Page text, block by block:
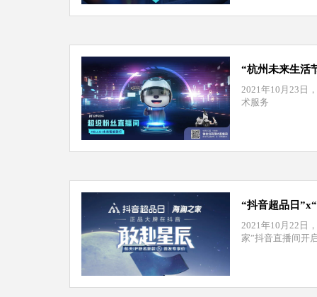
“杭州未来生活
2021年10月23日
术服务
“抖音超品日
2021年10月22日
家”抖音直播间开